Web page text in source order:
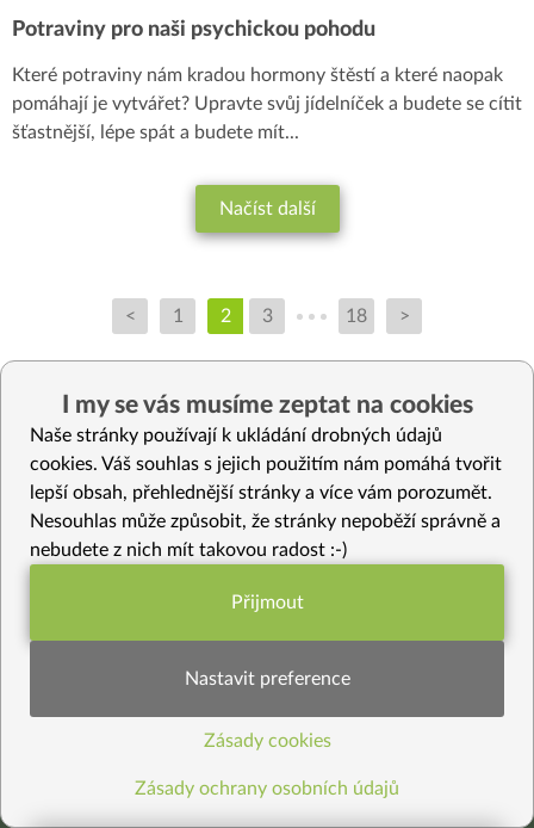
Potraviny pro naši psychickou pohodu
Které potraviny nám kradou hormony štěstí a které naopak
pomáhají je vytvářet? Upravte svůj jídelníček a budete se cítit
šťastnější, lépe spát a budete mít...
Načíst další
< 1 2 3 18 >
I my se vás musíme zeptat na cookies
Naše stránky používají k ukládání drobných údajů
cookies. Váš souhlas s jejich použitím nám pomáhá tvořit
lepší obsah, přehlednější stránky a více vám porozumět.
Nesouhlas může způsobit, že stránky nepoběží správně a
nebudete z nich mít takovou radost :-)
Funkční nastavení potřebujeme (vždy
Statistiky pro lepší obsah
Přijmout
Nastavit preference
Zásady cookies
Zásady ochrany osobních údajů